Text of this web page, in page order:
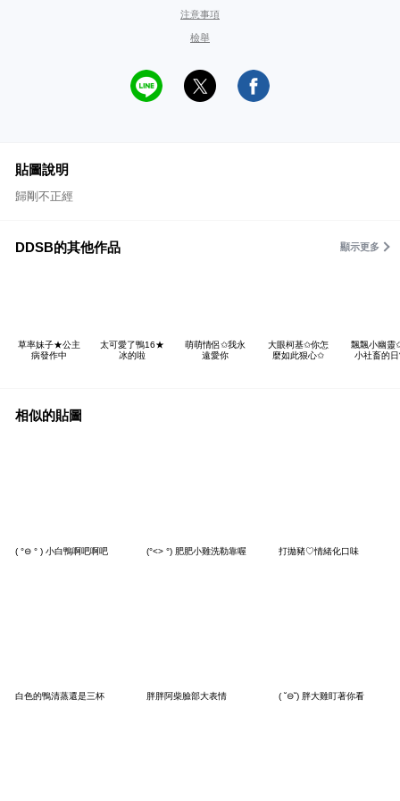
注意事項
檢舉
貼圖說明
歸剛不正經
DDSB的其他作品 顯示更多
草率妹子★公主
病發作中
太可愛了鴨16★
冰的啦
萌萌情侶✩我永
遠愛你
大眼柯基✩你怎
麼如此狠心✩
飄飄小幽靈
小社畜的
相似的貼圖
( °⊖ ° ) 小白鴨啊吧啊吧 (°<> °) 肥肥小雞洗勒靠喔 打拋豬♡情緒化口味
白色的鴨清蒸還是三杯 胖胖阿柴臉部大表情 ( ˘⊖˘) 胖大雞盯著你看